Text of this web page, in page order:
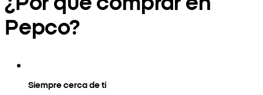
Pepco?
Siempre cerca de ti